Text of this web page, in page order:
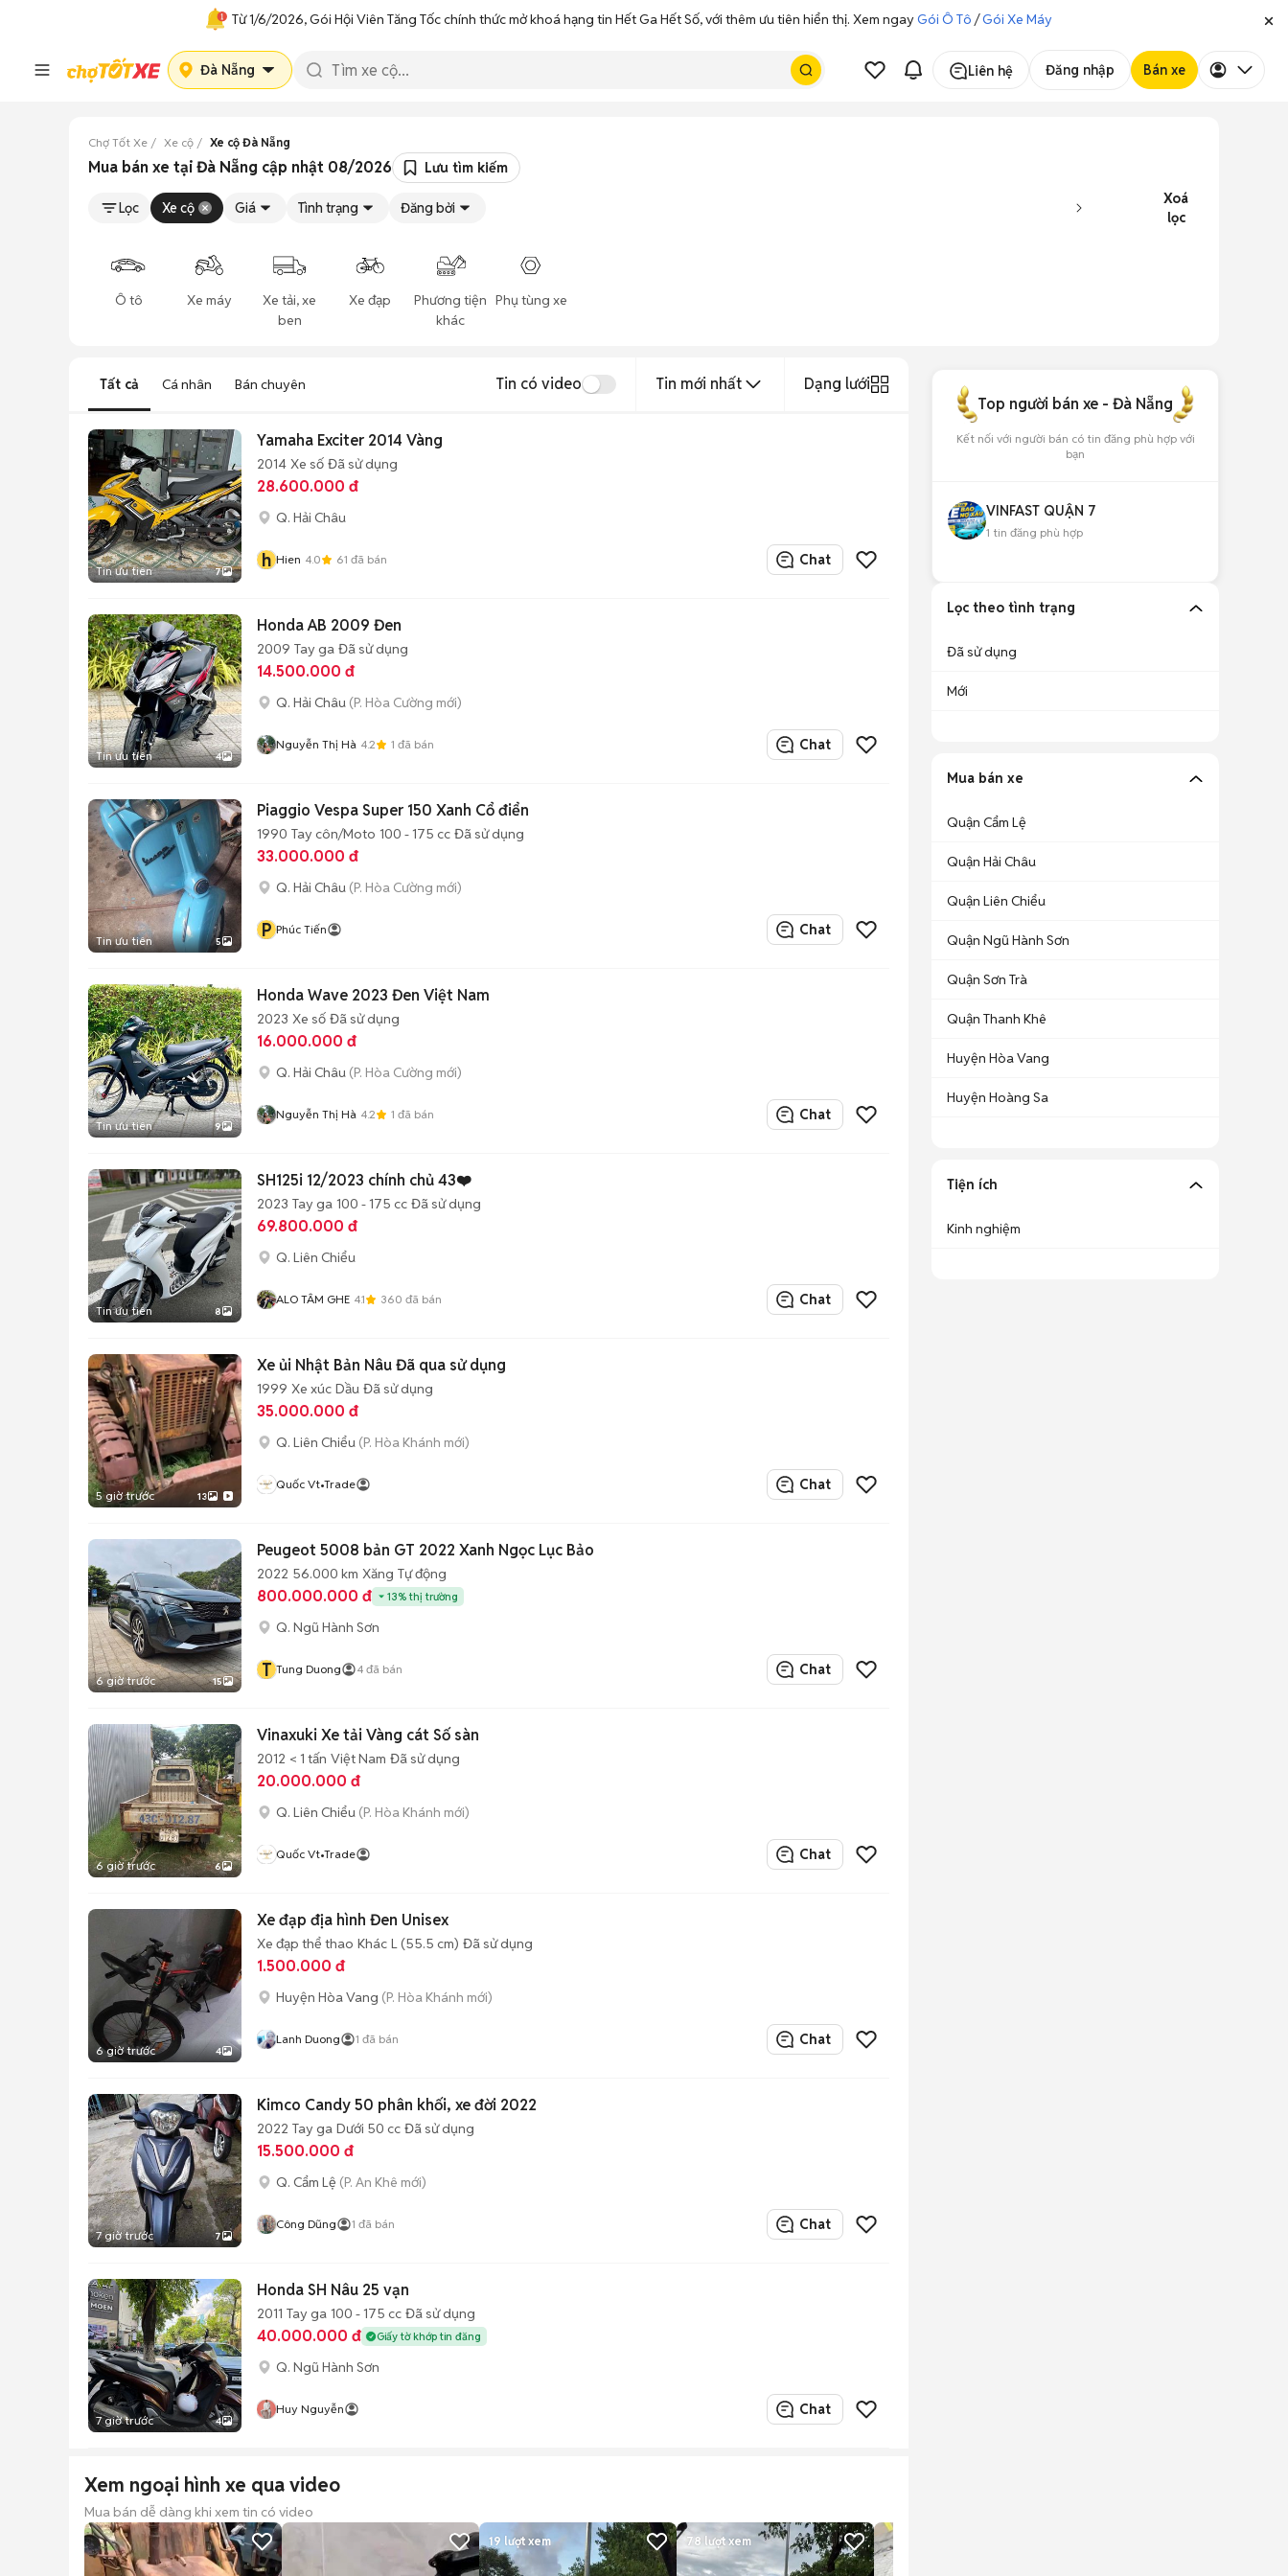
Từ 1/6/2026, Gói Hội Viên Tăng Tốc chính thức mở khoá hạng tin Hết Ga Hết Số, với thêm ưu tiên hiển thị. Xem ngayGói Ô Tô /Gói Xe Máy
Đà Nẵng Liên hệ Đăng nhập Bán xe
Chợ Tốt Xe Xe cộ Xe cộ Đà Nẵng
Mua bán xe tại Đà Nẵng cập nhật 08/2026 Lưu tìm kiếm
Lọc Xe cộ Giá Tình trạng Đăng bởi
Xoá
lọc
Ô tô Xe máy
Xe tải, xe
ben
Xe đạp
Phương tiện
khác
Phụ tùng xe
Tất cả Cá nhân Bán chuyên Tin có video Tin mới nhất Dạng lưới
Tin ưu tiên 7
Yamaha Exciter 2014 Vàng
2014 Xe số Đã sử dụng
28.600.000 đ
Q. Hải Châu
h Hien 4.0 61 đã bán Chat
Tin ưu tiên 4
Honda AB 2009 Đen
2009 Tay ga Đã sử dụng
14.500.000 đ
Q. Hải Châu (P. Hòa Cường mới)
Nguyễn Thị Hà 4.2 1 đã bán Chat
Tin ưu tiên 5
Piaggio Vespa Super 150 Xanh Cổ điển
1990 Tay côn/Moto 100 - 175 cc Đã sử dụng
33.000.000 đ
Q. Hải Châu (P. Hòa Cường mới)
P Phúc Tiến Chat
Tin ưu tiên 9
Honda Wave 2023 Đen Việt Nam
2023 Xe số Đã sử dụng
16.000.000 đ
Q. Hải Châu (P. Hòa Cường mới)
Nguyễn Thị Hà 4.2 1 đã bán Chat
Tin ưu tiên 8
SH125i 12/2023 chính chủ 43❤️
2023 Tay ga 100 - 175 cc Đã sử dụng
69.800.000 đ
Q. Liên Chiểu
ALO TÂM GHE 4.1 360 đã bán Chat
5 giờ trước 13
Xe ủi Nhật Bản Nâu Đã qua sử dụng
1999 Xe xúc Dầu Đã sử dụng
35.000.000 đ
Q. Liên Chiểu (P. Hòa Khánh mới)
Quốc Vt•trade Chat
6 giờ trước 15
Peugeot 5008 bản GT 2022 Xanh Ngọc Lục Bảo
2022 56.000 km Xăng Tự động
800.000.000 đ 13% thị trường
Q. Ngũ Hành Sơn
T Tung Duong 4 đã bán Chat
6 giờ trước 6
Vinaxuki Xe tải Vàng cát Số sàn
2012 < 1 tấn Việt Nam Đã sử dụng
20.000.000 đ
Q. Liên Chiểu (P. Hòa Khánh mới)
Quốc Vt•trade Chat
6 giờ trước 4
Xe đạp địa hình Đen Unisex
Xe đạp thể thao Khác L (55.5 cm) Đã sử dụng
1.500.000 đ
Huyện Hòa Vang (P. Hòa Khánh mới)
Lanh Duong 1 đã bán Chat
7 giờ trước 7
Kimco Candy 50 phân khối, xe đời 2022
2022 Tay ga Dưới 50 cc Đã sử dụng
15.500.000 đ
Q. Cẩm Lệ (P. An Khê mới)
Công Dũng 1 đã bán Chat
7 giờ trước 4
Honda SH Nâu 25 vạn
2011 Tay ga 100 - 175 cc Đã sử dụng
40.000.000 đ Giấy tờ khớp tin đăng
Q. Ngũ Hành Sơn
Huy Nguyễn Chat
Xem ngoại hình xe qua video
Mua bán dễ dàng khi xem tin có video
19 lượt xem 78 lượt xem
Top người bán xe - Đà Nẵng
Kết nối với người bán có tin đăng phù hợp với
bạn
VINFAST QUẬN 7
1 tin đăng phù hợp
Lọc theo tình trạng
Đã sử dụng
Mới
Mua bán xe
Quận Cẩm Lệ
Quận Hải Châu
Quận Liên Chiểu
Quận Ngũ Hành Sơn
Quận Sơn Trà
Quận Thanh Khê
Huyện Hòa Vang
Huyện Hoàng Sa
Tiện ích
Kinh nghiệm